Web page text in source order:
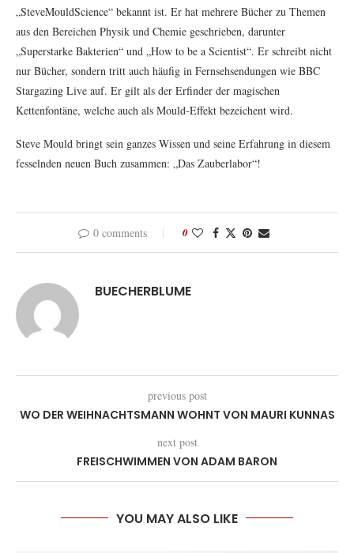
„SteveMouldScience“ bekannt ist. Er hat mehrere Bücher zu Themen
aus den Bereichen Physik und Chemie geschrieben, darunter
„Superstarke Bakterien“ und „How to be a Scientist“. Er schreibt nicht
nur Bücher, sondern tritt auch häufig in Fernsehsendungen wie BBC
Stargazing Live auf. Er gilt als der Erfinder der magischen
Kettenfontäne, welche auch als Mould-Effekt bezeichent wird.
Steve Mould bringt sein ganzes Wissen und seine Erfahrung in diesem
fesselnden neuen Buch zusammen: „Das Zauberlabor“!
0 comments 0
BUECHERBLUME
previous post
WO DER WEIHNACHTSMANN WOHNT VON MAURI KUNNAS
next post
FREISCHWIMMEN VON ADAM BARON
YOU MAY ALSO LIKE